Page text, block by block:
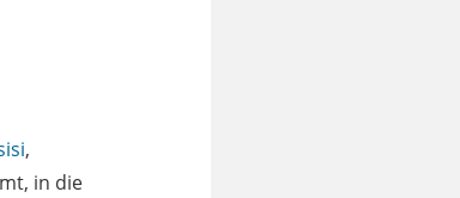
,
in die